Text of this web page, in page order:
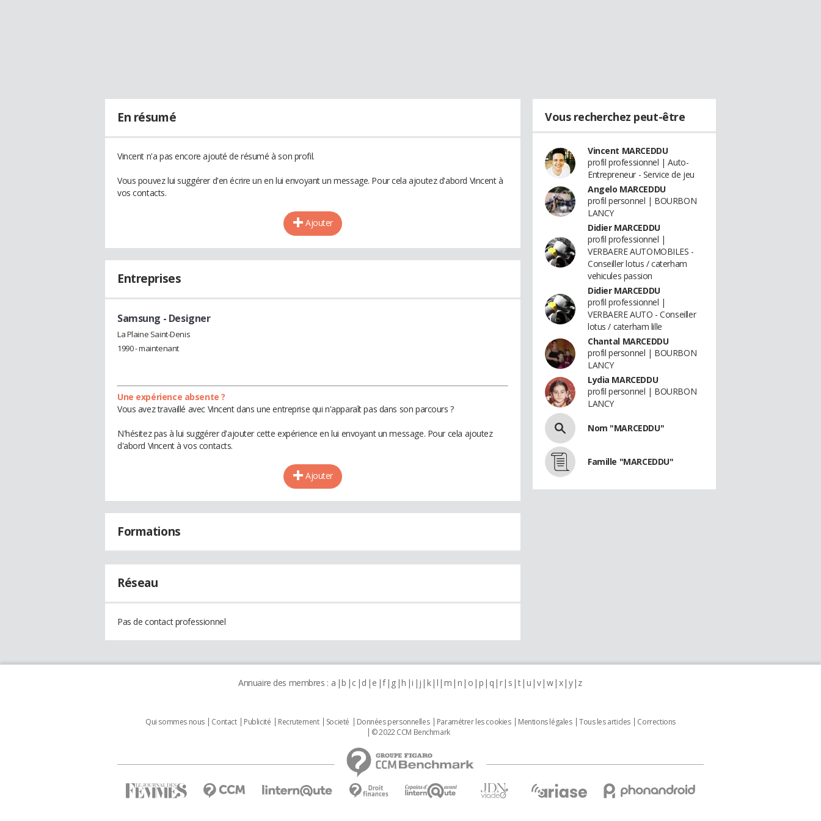
En résumé
Vincent n'a pas encore ajouté de résumé à son profil.
Vous pouvez lui suggérer d'en écrire un en lui envoyant un message. Pour cela ajoutez d'abord Vincent à
vos contacts.
Ajouter
Entreprises
Samsung - Designer
La Plaine Saint-Denis
1990 - maintenant
Une expérience absente ?
Vous avez travaillé avec Vincent dans une entreprise qui n'apparaît pas dans son parcours ?
N'hésitez pas à lui suggérer d'ajouter cette expérience en lui envoyant un message. Pour cela ajoutez
d'abord Vincent à vos contacts.
Ajouter
Formations
Réseau
Pas de contact professionnel
Vous recherchez peut-être
Vincent MARCEDDU
profil professionnel | Auto-
Entrepreneur - Service de jeu
Angelo MARCEDDU
profil personnel | BOURBON
LANCY
Didier MARCEDDU
profil professionnel |
VERBAERE AUTOMOBILES -
Conseiller lotus / caterham
vehicules passion
Didier MARCEDDU
profil professionnel |
VERBAERE AUTO - Conseiller
lotus / caterham lille
Chantal MARCEDDU
profil personnel | BOURBON
LANCY
Lydia MARCEDDU
profil personnel | BOURBON
LANCY
Nom "MARCEDDU"
Famille "MARCEDDU"
Annuaire des membres : a b c d e f g h i j k l m n o p q r s t u v w x y z
Qui sommes nous Contact Publicité Recrutement Societé Données personnelles Paramétrer les cookies Mentions légales Tous les articles
Corrections
© 2022 CCM Benchmark